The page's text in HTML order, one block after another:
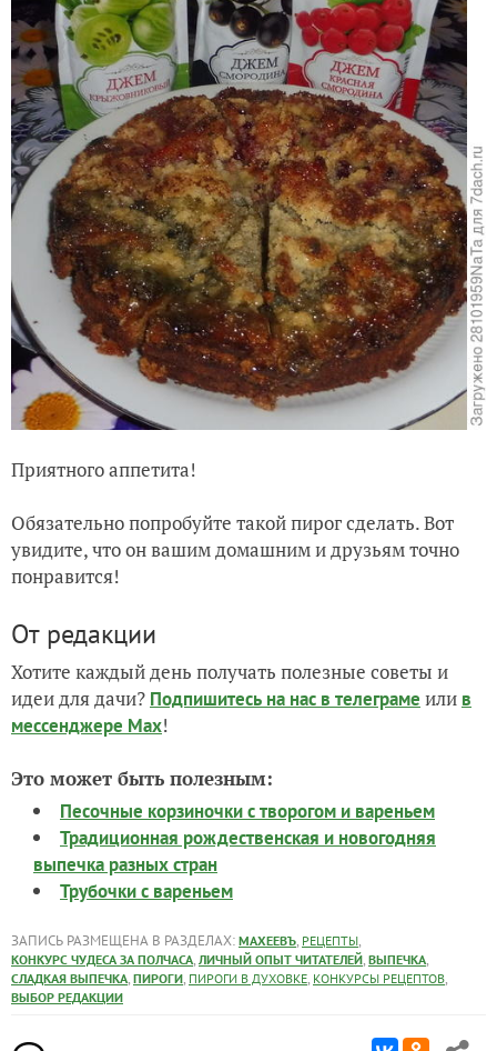
Приятного аппетита!
Обязательно попробуйте такой пирог сделать. Вот
увидите, что он вашим домашним и друзьям точно
понравится!
От редакции
Хотите каждый день получать полезные советы и
идеи для дачи? Подпишитесь на нас в телеграме или в
мессенджере Max!
Это может быть полезным:
Песочные корзиночки с творогом и вареньем
Традиционная рождественская и новогодняя
выпечка разных стран
Трубочки с вареньем
ЗАПИСЬ РАЗМЕЩЕНА В РАЗДЕЛАХ: МАХЕЕВЪ, РЕЦЕПТЫ,
КОНКУРС ЧУДЕСА ЗА ПОЛЧАСА, ЛИЧНЫЙ ОПЫТ ЧИТАТЕЛЕЙ, ВЫПЕЧКА,
СЛАДКАЯ ВЫПЕЧКА, ПИРОГИ, ПИРОГИ В ДУХОВКЕ, КОНКУРСЫ РЕЦЕПТОВ,
ВЫБОР РЕДАКЦИИ